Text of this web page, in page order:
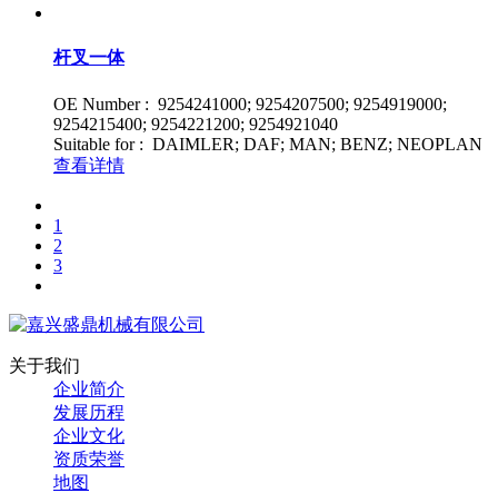
杆叉一体
OE Number : 9254241000; 9254207500; 9254919000;
9254215400; 9254221200; 9254921040
Suitable for : DAIMLER; DAF; MAN; BENZ; NEOPLAN
查看详情
1
2
3
关于我们
企业简介
发展历程
企业文化
资质荣誉
地图